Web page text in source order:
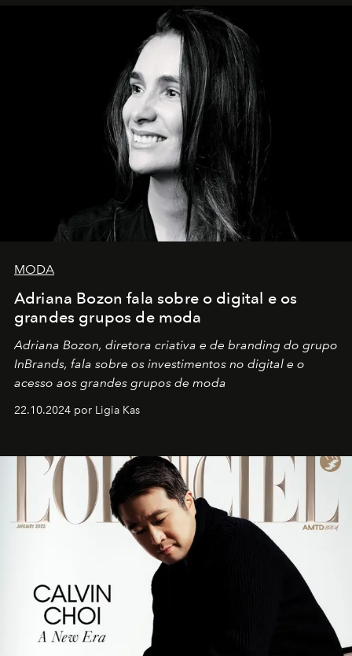
MODA
Adriana Bozon fala sobre o digital e os
grandes grupos de moda
Adriana Bozon, diretora criativa e de branding do grupo
InBrands, fala sobre os investimentos no digital e o
acesso aos grandes grupos de moda
22.10.2024 por Ligia Kas